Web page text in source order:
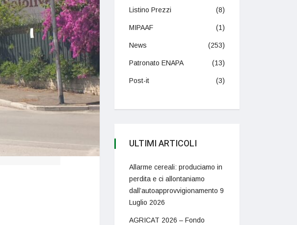
Listino Prezzi (8)
MIPAAF (1)
News (253)
Patronato ENAPA (13)
Post-it (3)
ULTIMI ARTICOLI
Allarme cereali: produciamo in
perdita e ci allontaniamo
dall’autoapprovvigionamento 9
Luglio 2026
AGRICAT 2026 – Fondo